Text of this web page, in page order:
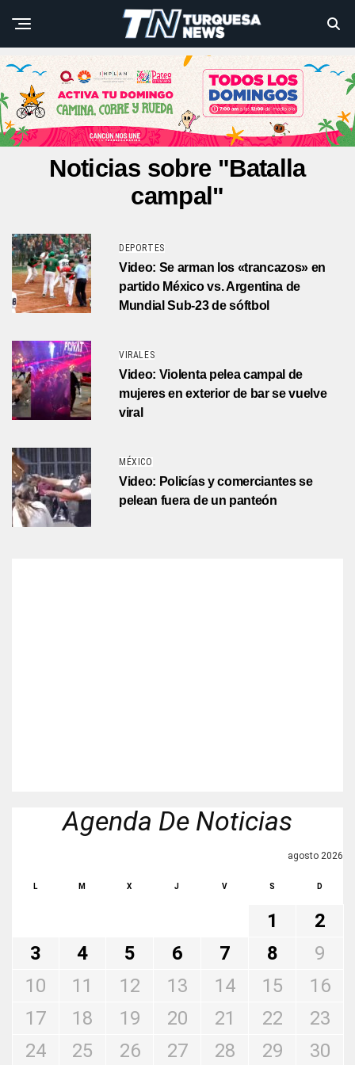
Noticias sobre "Batalla
campal"
DEPORTES
Video: Se arman los «trancazos» en
partido México vs. Argentina de
Mundial Sub-23 de sóftbol
VIRALES
Video: Violenta pelea campal de
mujeres en exterior de bar se vuelve
viral
MÉXICO
Video: Policías y comerciantes se
pelean fuera de un panteón
Agenda De Noticias
agosto 2026
L M X J V S D
1
2
3
4 5 6 7 8
9
10
11 12 13 14 15
16
17
18 19 20 21 22
23
24
25 26 27 28 29 30